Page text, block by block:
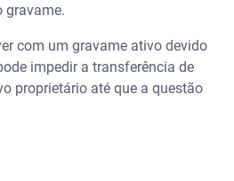
gravame.
com um gravame ativo devido
impedir a transferência de
proprietário até que a questão